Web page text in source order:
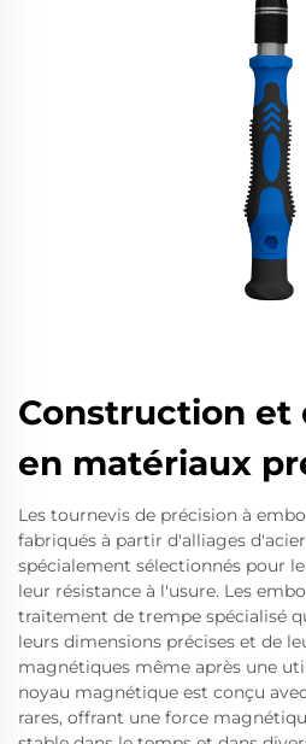
Construction et
en matériaux
Les tournevis de précision à
fabriqués à partir d'alliages
spécialement sélectionnés pour
leur résistance à l'usure. Les
traitement de trempe spécialisé
leurs dimensions précises et de
magnétiques même après une
noyau magnétique est conçu
rares, offrant une force